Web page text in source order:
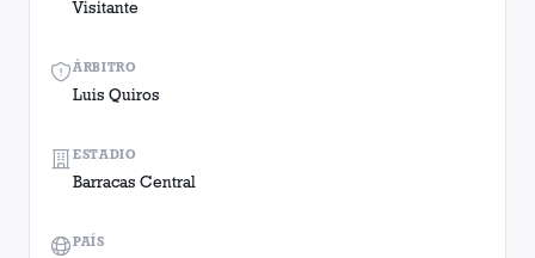
ÁRBITRO
Luis Quiros
Visitante
ESTADIO
Barracas Central
PAÍS